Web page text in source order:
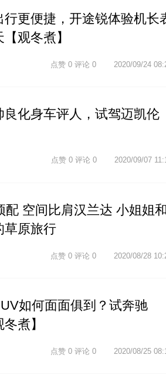
行更便捷，开途锐体验机长
观冬煮】
2020/09/24
点赞 0 评论 0
良化身车评人，试驾迈凯伦
2020/09/07
点赞 0 评论 0
配 空间比肩汉兰达 小姐姐和
草原旅行
2020/08/28
点赞 0 评论 0
如何面面俱到？试奔驰
煮】
2020/08/25
点赞 0 评论 0